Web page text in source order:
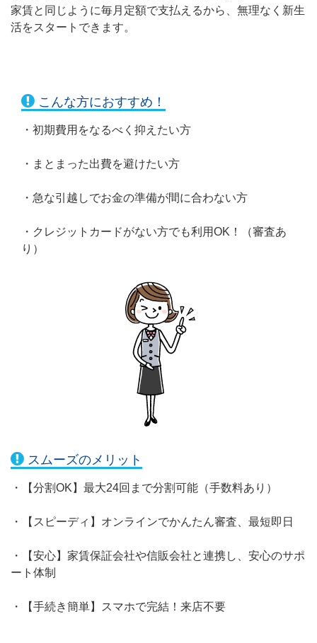
家賃と同じように毎月定額で支払えるから、無理なく新生
活をスタートできます。
こんな方におすすめ！
・初期費用をなるべく抑えたい方
・まとまった出費を避けたい方
・急な引越しでお金の準備が間に合わない方
・クレジットカードがない方でも利用OK！（審査あ
り）
スムーズのメリット
・【分割OK】最大24回まで分割可能（手数料あり）
・【スピーディ】オンラインでかんたん審査、最短即日
・【安心】家賃保証会社や信販会社と連携し、安心のサポ
ート体制
・【手続き簡単】スマホで完結！来店不要